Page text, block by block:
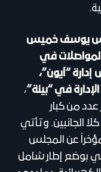
يوسف خميس
في
“آيون”،
في “بيئة”،
من كبار
الجانبين. وتأتي
عن المجلس
بوضع إطار شامل